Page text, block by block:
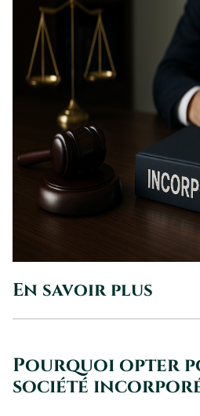
En savoir plus
Pourquoi opter
société